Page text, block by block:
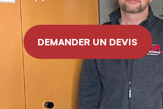
DEMANDER UN DEVIS